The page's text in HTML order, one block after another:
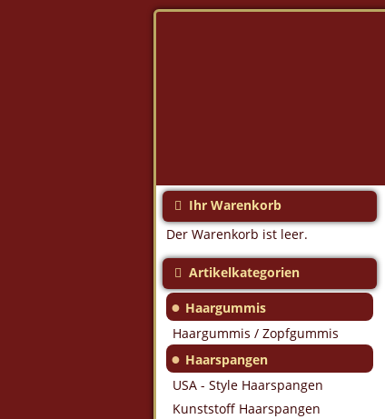
Ihr Warenkorb
Der Warenkorb ist leer.
Artikelkategorien
● Haargummis
Haargummis / Zopfgummis
● Haarspangen
USA - Style Haarspangen
Kunststoff Haarspangen